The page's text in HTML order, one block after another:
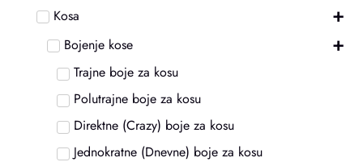
Kosa
+
Bojenje kose +
Trajne boje za kosu
Polutrajne boje za kosu
Direktne (Crazy) boje za kosu
Jednokratne (Dnevne) boje za kosu